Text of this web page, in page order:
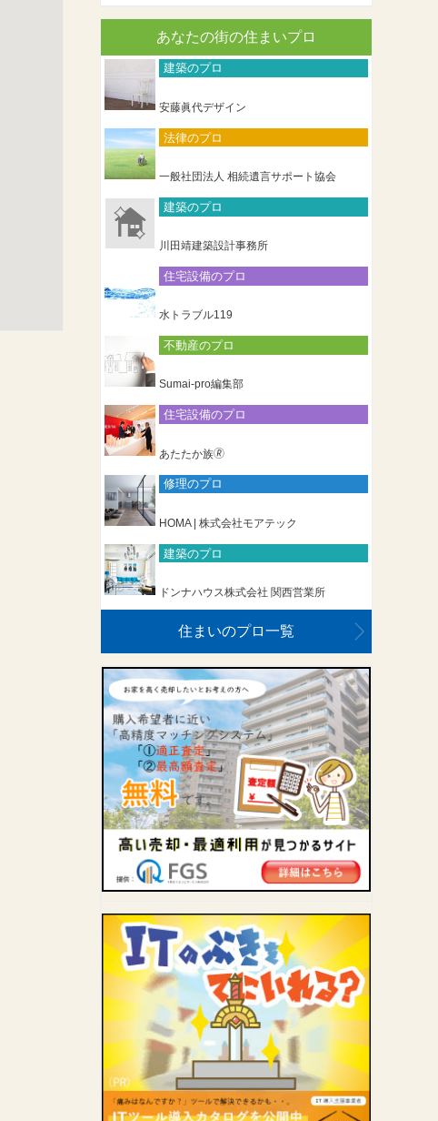
あなたの街の住まいプロ
建築のプロ
安藤眞代デザイン
法律のプロ
一般社団法人 相続遺言サポート協会
建築のプロ
川田靖建築設計事務所
住宅設備のプロ
水トラブル119
不動産のプロ
Sumai-pro編集部
住宅設備のプロ
あたたか族🄬
修理のプロ
HOMA | 株式会社モアテック
建築のプロ
ドンナハウス株式会社 関西営業所
住まいのプロ一覧